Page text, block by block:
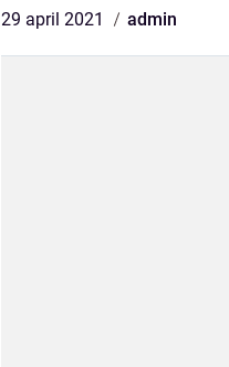
29 april 2021 admin